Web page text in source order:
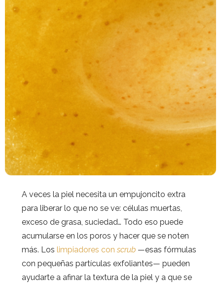
A veces la piel necesita un empujoncito extra
para liberar lo que no se ve: células muertas,
exceso de grasa, suciedad… Todo eso puede
acumularse en los poros y hacer que se noten
más. Loslimpiadores conscrub —esas fórmulas
con pequeñas partículas exfoliantes— pueden
ayudarte a afinar la textura de la piel y a que se